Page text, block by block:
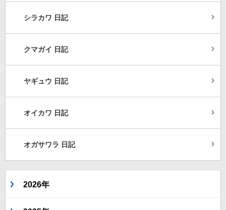
シラカワ 日記
クマガイ 日記
ヤギュウ 日記
オイカワ 日記
オガサワラ 日記
2026年